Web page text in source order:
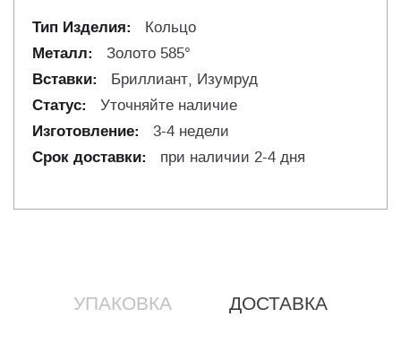
Кольцо
Золото 585°
Бриллиант, Изумруд
Уточняйте наличие
3-4 недели
при наличии 2-4 дня
УПАКОВКА ДОСТАВКА